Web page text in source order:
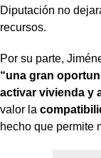
Diputación no
recursos.
Por su parte,
“una gran
activar vivienda y
valor la
hecho que permite